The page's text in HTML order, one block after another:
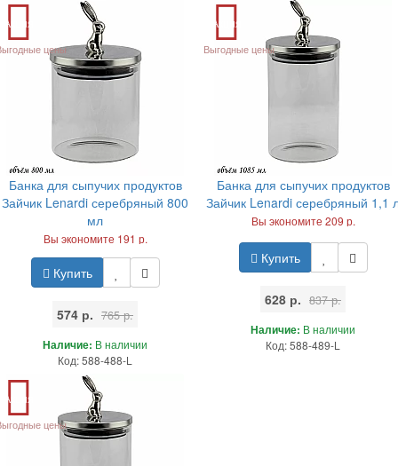
Акция
цены
Банка для сыпучих продуктов
Зайчик Lenardi серебряный 800
мл
Вы экономите 191 р.
Купить
574 р. 765 р.
Наличие: В наличии
Код: 588-488-L
Акция
Выгодные цены
Банка для сыпучих продуктов
Зайчик Lenardi серебряный 1,1
Вы экономите 209 р.
Купить
628 р. 837 р.
Наличие: В наличии
Код: 588-489-L
Акция
цены